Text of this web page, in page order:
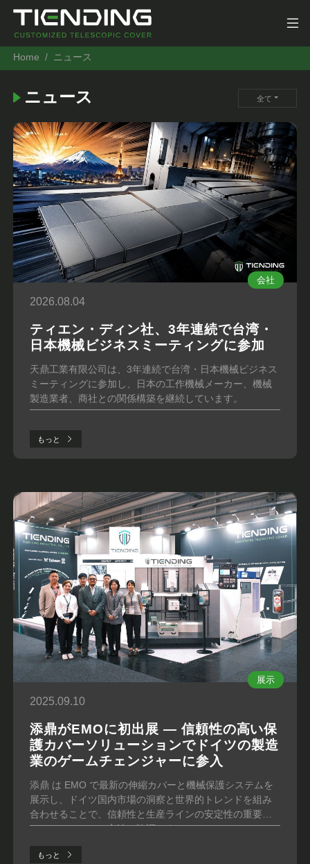
Home ニュース
ニュース 全て
会社
2026.08.04
ティエン・ディン社、3年連続で台湾・
日本機械ビジネスミーティングに参加
天鼎工業有限公司は、3年連続で台湾・日本機械ビジネス
ミーティングに参加し、日本の工作機械メーカー、機械
製造業者、商社との関係構築を継続しています。
もっと
展示
2025.09.10
添鼎がEMOに初出展 ― 信頼性の高い保
護カバーソリューションでドイツの製造
業のゲームチェンジャーに参入
添鼎 は EMO で最新の伸縮カバーと機械保護システムを
展示し、ドイツ国内市場の洞察と世界的トレンドを組み
合わせることで、信頼性と生産ラインの安定性の重要な
パートナーとなる方法を強調しました。
もっと